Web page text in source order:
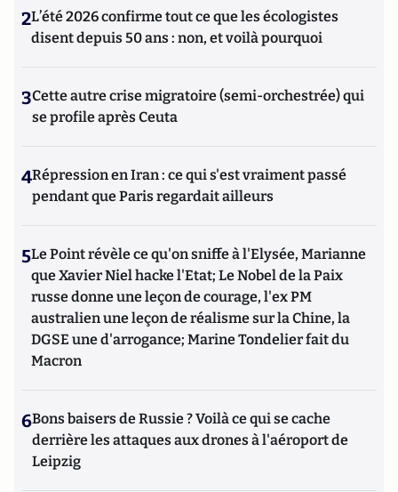
2L’été 2026 confirme tout ce que les écologistes
disent depuis 50 ans : non, et voilà pourquoi
3Cette autre crise migratoire (semi-orchestrée) qui
se profile après Ceuta
4Répression en Iran : ce qui s'est vraiment passé
pendant que Paris regardait ailleurs
5Le Point révèle ce qu'on sniffe à l'Elysée, Marianne
que Xavier Niel hacke l'Etat; Le Nobel de la Paix
russe donne une leçon de courage, l'ex PM
australien une leçon de réalisme sur la Chine, la
DGSE une d'arrogance; Marine Tondelier fait du
Macron
6Bons baisers de Russie ? Voilà ce qui se cache
derrière les attaques aux drones à l'aéroport de
Leipzig